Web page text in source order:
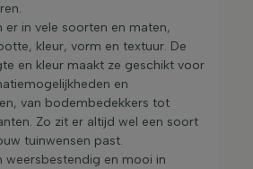
er in vele soorten en maten,
kleur, vorm en textuur. De
en kleur maakt ze geschikt voor
en
van bodembedekkers tot
Zo zit er altijd wel een soort
tuinwensen past.
weersbestendig en mooi in